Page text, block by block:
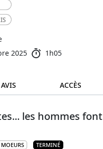
2025
1h05
ACCÈS
les hommes font
TERMINÉ